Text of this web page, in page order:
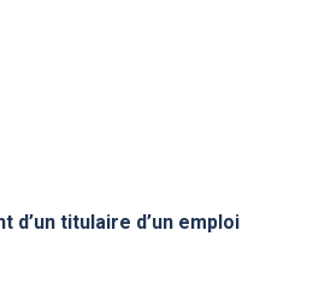
d’un titulaire d’un emploi